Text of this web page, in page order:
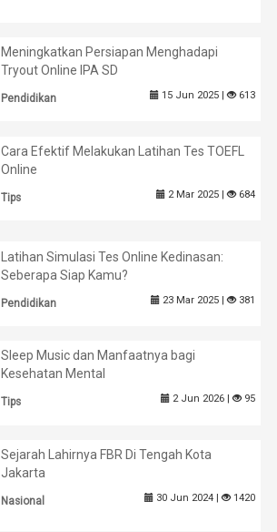
Meningkatkan Persiapan Menghadapi
Tryout Online IPA SD
Pendidikan 15 Jun 2025 | 613
Cara Efektif Melakukan Latihan Tes TOEFL
Online
Tips 2 Mar 2025 | 684
Latihan Simulasi Tes Online Kedinasan:
Seberapa Siap Kamu?
Pendidikan 23 Mar 2025 | 381
Sleep Music dan Manfaatnya bagi
Kesehatan Mental
Tips 2 Jun 2026 | 95
Sejarah Lahirnya FBR Di Tengah Kota
Jakarta
Nasional 30 Jun 2024 | 1420